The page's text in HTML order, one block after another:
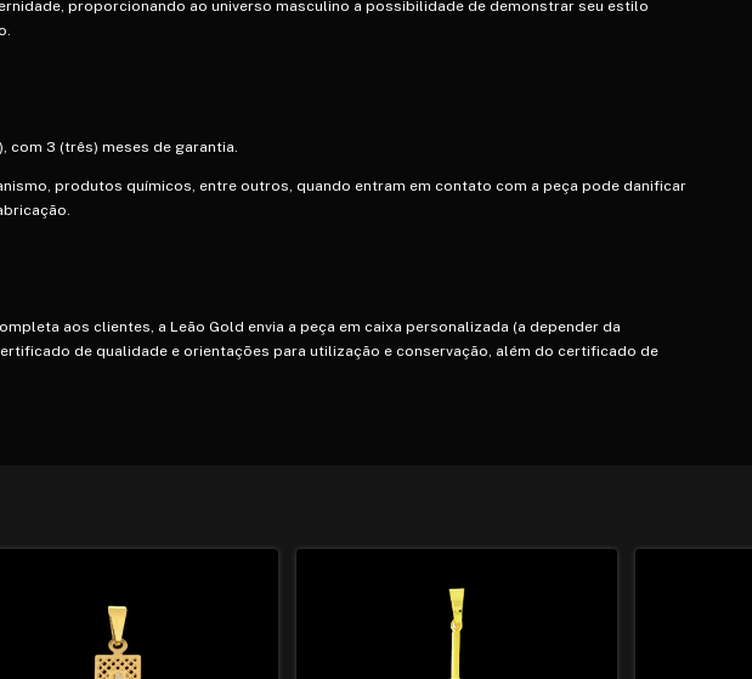
proporcionando ao universo masculino a possibilidade de demonstrar seu estilo
com 3 (três) meses de garantia.
produtos químicos, entre outros, quando entram em contato com a peça pode danificar
aos clientes, a Leão Gold envia a peça em caixa personalizada (a depender da
de qualidade e orientações para utilização e conservação, além do certificado de